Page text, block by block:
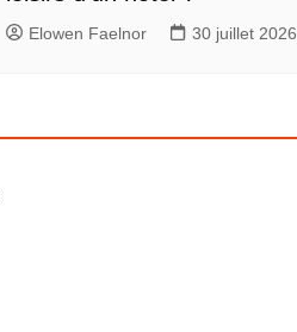
Elowen Faelnor 30 juillet 2026